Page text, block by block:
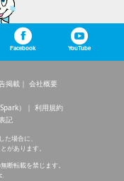
Facebook YouTube
掲載
会社概要
）
利用規約
記
場合に、
があります。
断転載を禁じます。